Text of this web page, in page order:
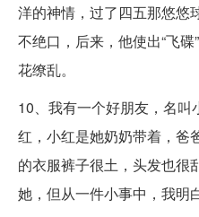
洋的神情，过了四五那悠悠
不绝口，后来，他使出“飞
花缭乱。
10、我有一个好朋友，名
红，小红是她奶奶带着，爸
的衣服裤子很土，头发也很
她，但从一件小事中，我明